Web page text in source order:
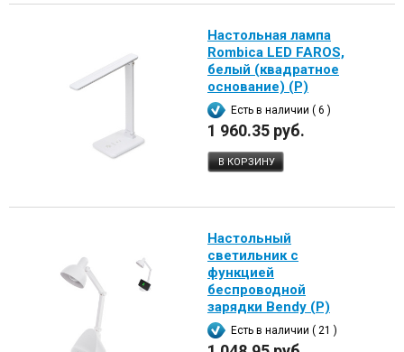
Настольная лампа
Rombica LED FAROS,
белый (квадратное
основание) (Р)
Есть в наличии ( 6 )
1 960.35 руб.
В КОРЗИНУ
Настольный
светильник с
функцией
беспроводной
зарядки Bendy (Р)
Есть в наличии ( 21 )